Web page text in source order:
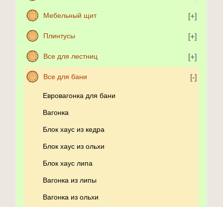
Мебельный щит
Плинтусы
Все для лестниц
Все для бани
Евровагонка для бани
Вагонка
Блок хаус из кедра
Блок хаус из ольхи
Блок хаус липа
Вагонка из липы
Вагонка из ольхи